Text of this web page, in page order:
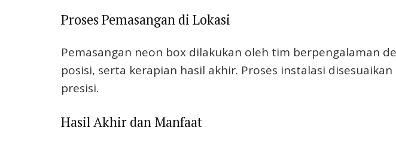
Proses Pemasangan di Lokasi
Pemasangan neon box dilakukan oleh tim berpengalaman
posisi, serta kerapian hasil akhir. Proses instalasi
presisi.
Hasil Akhir dan Manfaat